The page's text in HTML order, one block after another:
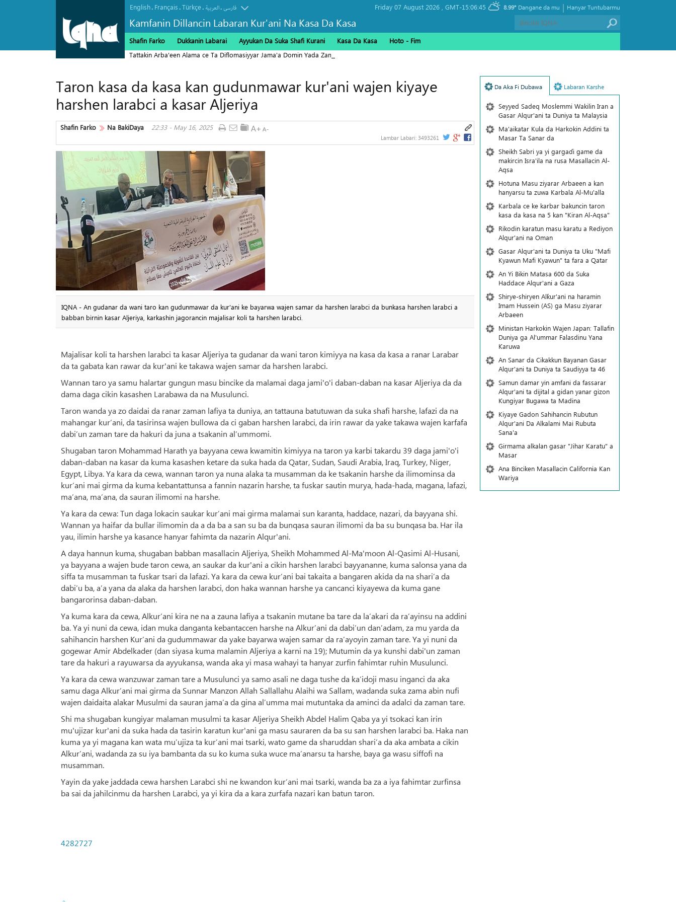
Kamfanin Dillancin Labaran Kur'ani Na Kasa Da Kasa
English. Français.Türkçe. العربیة.فارسی Friday 07 August 2026 , GMT-15:06:45 8.99° Hanyar Tuntubarmu
|
Dangane da mu
Shafin Farko Dukkanin Labarai Ayyukan Da Suka Shafi Kurani Kasa Da Kasa
Hoto - Fim
Tattakin Arba'een Alama ce Ta Diflomasiyyar Jama'a Domin Yada Zaman Lafiya
Taron kasa da kasa kan gudunmawar kur'ani wajen kiyaye
harshen larabci a kasar Aljeriya
Shafin Farko Na BakiDaya 22:33 - May 16, 2025
Lambar Labari: 3493261
IQNA - An gudanar da wani taro kan gudunmawar da kur'ani ke bayarwa wajen samar da harshen larabci da bunkasa harshen larabci a
babban birnin kasar Aljeriya, karkashin jagorancin majalisar koli ta harshen larabci.
Majalisar koli ta harshen larabci ta kasar Aljeriya ta gudanar da wani taron kimiyya na kasa da kasa a ranar Larabar
da ta gabata kan rawar da kur'ani ke takawa wajen samar da harshen larabci.
Wannan taro ya samu halartar gungun masu bincike da malamai daga jami'o'i daban-daban na kasar Aljeriya da da
dama daga cikin kasashen Larabawa da na Musulunci.
Taron wanda ya zo daidai da ranar zaman lafiya ta duniya, an tattauna batutuwan da suka shafi harshe, lafazi da na
mahangar kur’ani, da tasirinsa wajen bullowa da ci gaban harshen larabci, da irin rawar da yake takawa wajen karfafa
dabi’un zaman tare da hakuri da juna a tsakanin al’ummomi.
Shugaban taron Mohammad Harath ya bayyana cewa kwamitin kimiyya na taron ya karbi takardu 39 daga jami'o'i
daban-daban na kasar da kuma kasashen ketare da suka hada da Qatar, Sudan, Saudi Arabia, Iraq, Turkey, Niger,
Egypt, Libya. Ya kara da cewa, wannan taron ya nuna alaka ta musamman da ke tsakanin harshe da ilimominsa da
kur’ani mai girma da kuma kebantattunsa a fannin nazarin harshe, ta fuskar sautin murya, hada-hada, magana, lafazi,
ma’ana, ma’ana, da sauran ilimomi na harshe.
Ya kara da cewa: Tun daga lokacin saukar kur’ani mai girma malamai sun karanta, haddace, nazari, da bayyana shi.
Wannan ya haifar da bullar ilimomin da a da ba a san su ba da bunqasa sauran ilimomi da ba su bunqasa ba. Har ila
yau, ilimin harshe ya kasance hanyar fahimta da nazarin Alqur'ani.
A daya hannun kuma, shugaban babban masallacin Aljeriya, Sheikh Mohammed Al-Ma'moon Al-Qasimi Al-Husani,
ya bayyana a wajen bude taron cewa, an saukar da kur'ani a cikin harshen larabci bayyananne, kuma salonsa yana da
siffa ta musamman ta fuskar tsari da lafazi. Ya kara da cewa kur’ani bai takaita a bangaren akida da na shari’a da
dabi’u ba, a’a yana da alaka da harshen larabci, don haka wannan harshe ya cancanci kiyayewa da kuma gane
bangarorinsa daban-daban.
Ya kuma kara da cewa, Alkur’ani kira ne na a zauna lafiya a tsakanin mutane ba tare da la’akari da ra’ayinsu na addini
ba. Ya yi nuni da cewa, idan muka danganta kebantaccen harshe na Alkur’ani da dabi’un dan’adam, za mu yarda da
sahihancin harshen Kur’ani da gudummawar da yake bayarwa wajen samar da ra’ayoyin zaman tare. Ya yi nuni da
gogewar Amir Abdelkader (dan siyasa kuma malamin Aljeriya a karni na 19); Mutumin da ya kunshi dabi'un zaman
tare da hakuri a rayuwarsa da ayyukansa, wanda aka yi masa wahayi ta hanyar zurfin fahimtar ruhin Musulunci.
Ya kara da cewa wanzuwar zaman tare a Musulunci ya samo asali ne daga tushe da ka’idoji masu inganci da aka
samu daga Alkur’ani mai girma da Sunnar Manzon Allah Sallallahu Alaihi wa Sallam, wadanda suka zama abin nufi
wajen daidaita alakar Musulmi da sauran jama’a da gina al’umma mai mutuntaka da aminci da adalci da zaman tare.
Shi ma shugaban kungiyar malaman musulmi ta kasar Aljeriya Sheikh Abdel Halim Qaba ya yi tsokaci kan irin
mu'ujizar kur'ani da suka hada da tasirin karatun kur'ani ga masu sauraren da ba su san harshen larabci ba. Haka nan
kuma ya yi magana kan wata mu’ujiza ta kur’ani mai tsarki, wato game da sharuddan shari’a da aka ambata a cikin
Alkur’ani, wadanda za su iya bambanta da su ko kuma suka wuce ma’anarsu ta harshe, baya ga wasu siffofi na
musamman.
Yayin da yake jaddada cewa harshen Larabci shi ne kwandon kur’ani mai tsarki, wanda ba za a iya fahimtar zurfinsa
ba sai da jahilcinmu da harshen Larabci, ya yi kira da a kara zurfafa nazari kan batun taron.
4282727
Da Aka Fi Dubawa Labaran Karshe
Seyyed Sadeq Moslemmi Wakilin Iran a
Gasar Alqur'ani ta Duniya ta Malaysia
Ma'aikatar Kula da Harkokin Addini ta
Masar Ta Sanar da
Sheikh Sabri ya yi gargaɗi game da
makircin Isra'ila na rusa Masallacin Al-
Aqsa
Hotuna Masu ziyarar Arbaeen a kan
hanyarsu ta zuwa Karbala Al-Mu'alla
Karbala ce ke karbar bakuncin taron
kasa da kasa na 5 kan "Kiran Al-Aqsa"
Rikodin karatun masu karatu a Rediyon
Alqur'ani na Oman
Gasar Alqur'ani ta Duniya ta Uku "Mafi
Kyawun Mafi Kyawun" ta fara a Qatar
An Yi Bikin Matasa 600 da Suka
Haddace Alqur'ani a Gaza
Shirye-shiryen Alƙur'ani na haramin
Imam Hussein (AS) ga Masu ziyarar
Arbaeen
Ministan Harkokin Wajen Japan: Tallafin
Duniya ga Al'ummar Falasdinu Yana
Ƙaruwa
An Sanar da Cikakkun Bayanan Gasar
Alqur'ani ta Duniya ta Saudiyya ta 46
Samun damar yin amfani da fassarar
Alqur'ani ta dijital a gidan yanar gizon
Ƙungiyar Bugawa ta Madina
Kiyaye Gadon Sahihancin Rubutun
Alqur'ani Da Alkalami Mai Rubuta
Sana'a
Girmama alkalan gasar "Jihar Karatu" a
Masar
Ana Binciken Masallacin California Kan
Wariya